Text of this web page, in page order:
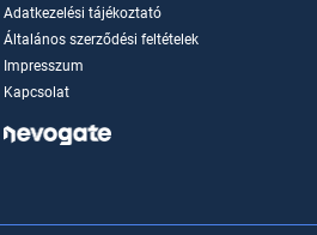
Adatkezelési tájékoztató
Általános szerződési feltételek
Impresszum
Kapcsolat